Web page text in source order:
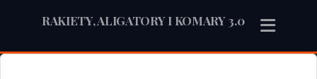
RAKIETY, ALIGATORY I KOMARY 3.0